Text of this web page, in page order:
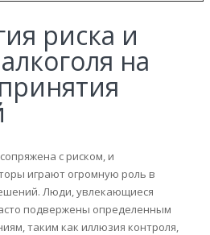
риска и
на
с риском, и
играют огромную роль в
Люди, увлекающиеся
подвержены определенным
таким как иллюзия контроля,